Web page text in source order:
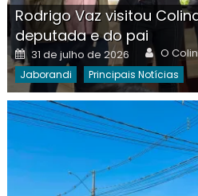
Rodrigo Vaz visitou
deputada e do pai
Posted
on
31 de julho de 2026 Author
O
Jaborandi Principais Notícias